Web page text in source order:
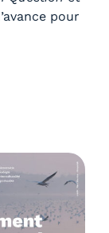
pour